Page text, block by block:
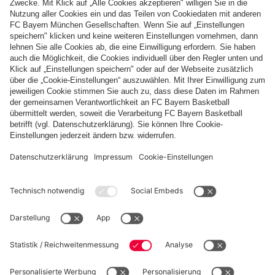
Zahlung & Lieferung
FC Bayern Store App
WIDERRUF
Datenschutz
Cookie Details